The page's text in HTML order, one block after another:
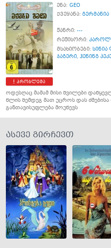
პრობლემა
ენა: GEO
ქვეყანა: გერმანია
ჟანრი: ---
რეჟისორი:
მსახიობები: სინია
ჯაგერი, ჰენინგ
ოდესღაც მამამ მისი შვილები
წლის შემდეგ მათ უცროს დას ძმებისა
განთავისუფლება მოუწევს
ასევე გირჩევთ